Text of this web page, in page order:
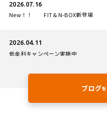
2026.07.16
New！！ FIT＆N-BOX新登場
2026.04.11
低金利キャンペーン実施中
ブログを